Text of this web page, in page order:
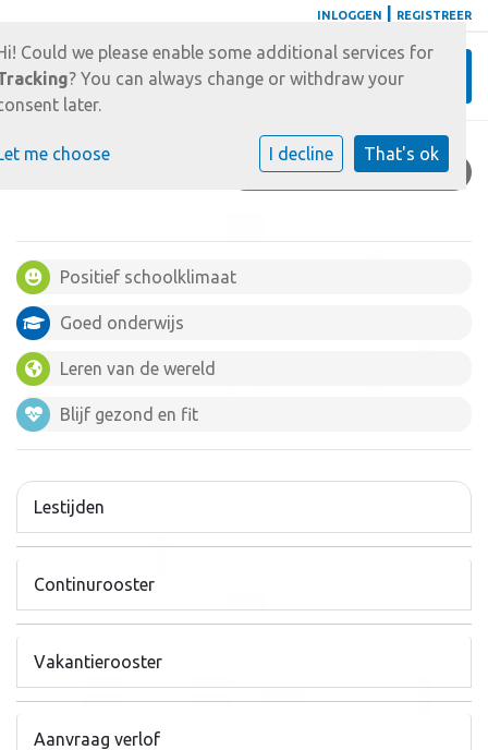
INLOGGEN REGISTREER
OUDERINFORMATIE
Positief schoolklimaat
Goed onderwijs
Leren van de wereld
Blijf gezond en fit
Lestijden
Continurooster
Vakantierooster
Aanvraag verlof
Could we please enable some additional services for
? You can always change or withdraw your
later.
me choose I decline That's ok